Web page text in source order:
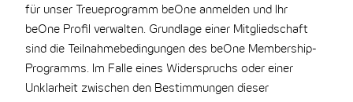
für unser Treueprogramm beOne anmelden und Ihr
beOne Profil verwalten. Grundlage einer Mitgliedschaft
sind die Teilnahmebedingungen des beOne Membership-
Programms. Im Falle eines Widerspruchs oder einer
Unklarheit zwischen den Bestimmungen dieser